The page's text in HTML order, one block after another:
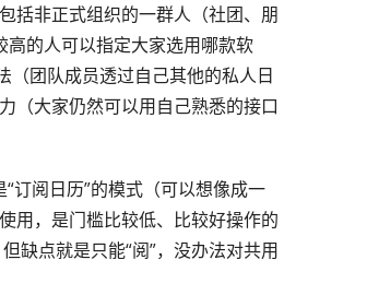
括非正式组织的一群人（社团、朋
的人可以指定大家选用哪款软
（团队成员透过自己其他的私人日
（大家仍然可以用自己熟悉的接口
“订阅日历”的模式（可以想像成一
用，是门槛比较低、比较好操作的
缺点就是只能“阅”，没办法对共用